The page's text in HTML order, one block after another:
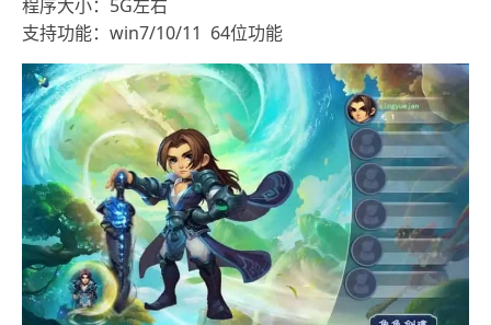
程序大小：5G左右
支持功能：win7/10/11 64位功能